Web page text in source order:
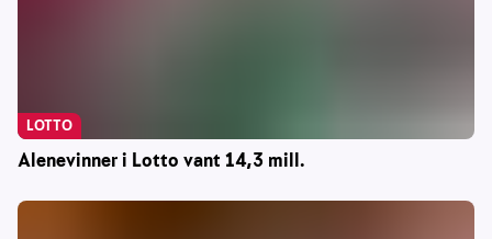
Alenevinner i Lotto vant 14,3 mill.
LOTTO